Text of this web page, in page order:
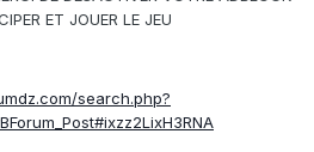
ET JOUER LE JEU
search.php?